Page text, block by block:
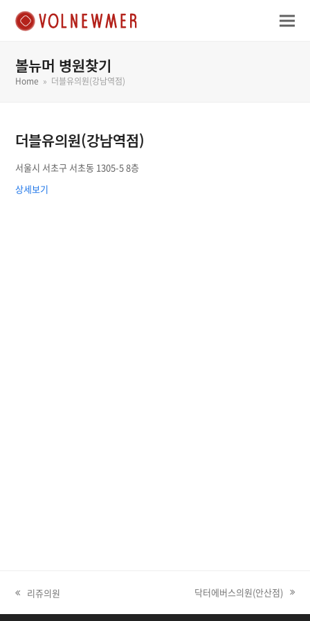
볼뉴머 병원찾기
Home » 더블유의원(강남역점)
더블유의원(강남역점)
서울시 서초구 서초동 1305-5 8층
상세보기
리쥬의원 닥터에버스의원(안산점)